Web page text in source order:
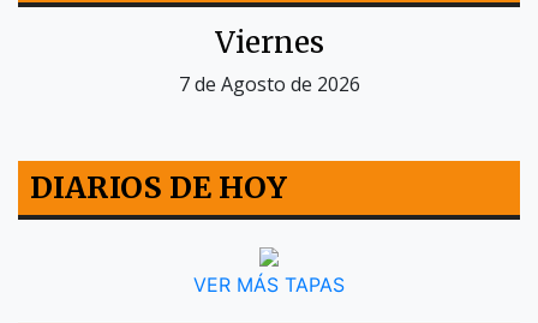
Viernes
7 de Agosto de 2026
DIARIOS DE HOY
VER MÁS TAPAS